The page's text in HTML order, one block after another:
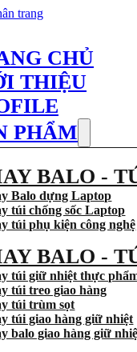
trang
CHỦ
THIỆU
PHẨM
BALO -
Balo dựng Laptop
túi chống sốc Laptop
túi phụ kiện công nghệ
BALO -
túi giữ nhiệt thực
túi treo giao hàng
túi trùm sọt
túi giao hàng giữ nhiệt
balo giao hàng giữ